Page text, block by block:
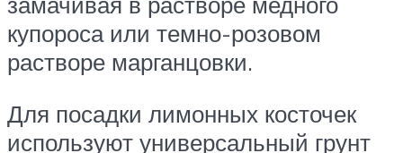
купороса или темно-розовом
растворе марганцовки.
Для посадки лимонных косточек
используют универсальный грунт